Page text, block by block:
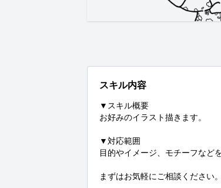
スキル内容
▼スキル概要
お好みのイラスト描きます。
▼対応範囲
目的やイメージ、モチーフなど
まずはお気軽にご相談ください。